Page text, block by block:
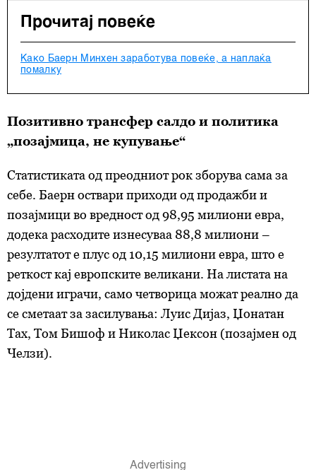
Прочитај повеќе
Како Баерн Минхен заработува повеќе, а наплаќа
помалку
Позитивно трансфер салдо и политика
„позајмица, не купување“
Статистиката од преодниот рок зборува сама за
себе. Баерн оствари приходи од продажби и
позајмици во вредност од 98,95 милиони евра,
додека расходите изнесуваа 88,8 милиони –
резултатот е плус од 10,15 милиони евра, што е
реткост кај европските великани. На листата на
дојдени играчи, само четворица можат реално да
се сметаат за засилувања: Луис Дијаз, Џонатан
Тах, Том Бишоф и Николас Џексон (позајмен од
Челзи).